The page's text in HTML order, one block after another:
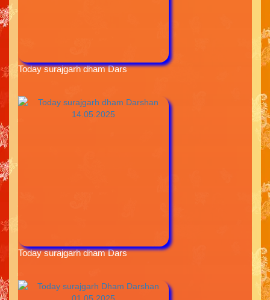
Today surajgarh dham Dars
Today surajgarh dham Dars